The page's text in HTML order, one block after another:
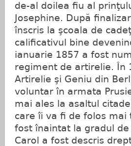
de-al doilea fiu al
Josephine. După
înscris la şcoala de
calificativul bine
ianuarie 1857 a fost
regiment de artirelie. În
Artirelie şi Geniu din
voluntar în armata
mai ales la asaltul
care îi va fi de folos mai
fost înaintat la gradul
Carol a fost descris